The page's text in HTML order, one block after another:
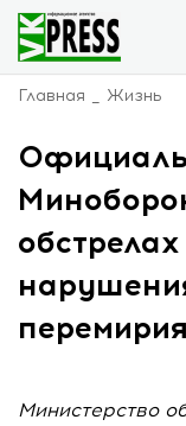
Главная Жизнь
Министерство